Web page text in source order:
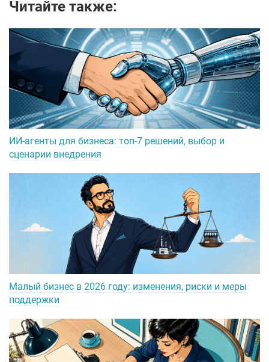
Читайте также:
ИИ-агенты для бизнеса: топ-7 решений, выбор и
сценарии внедрения
Малый бизнес в 2026 году: изменения, риски и меры
поддержки